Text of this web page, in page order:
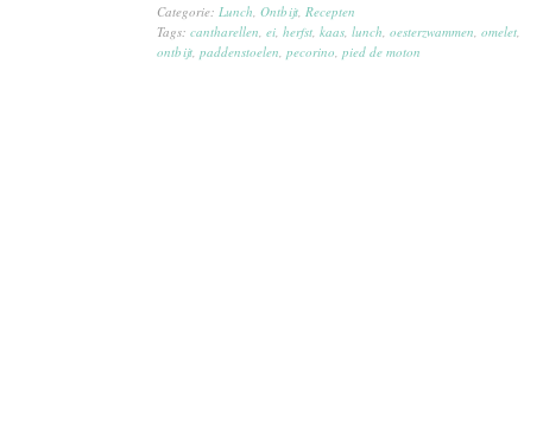
Categorie: Lunch Ontbijt Recepten
Tags: cantharellen ei herfst kaas lunch oesterzwammen omelet
ontbijt paddenstoelen pecorino pied de moton